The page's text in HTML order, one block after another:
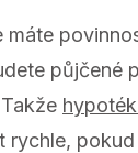
půjčené